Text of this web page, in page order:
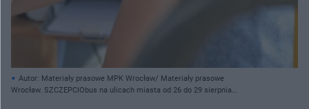
Autor: Materiały prasowe MPK Wrocław/ Materiały prasowe
Wrocław. SZCZEPCIObus na ulicach miasta od 26 do 29 sierpnia